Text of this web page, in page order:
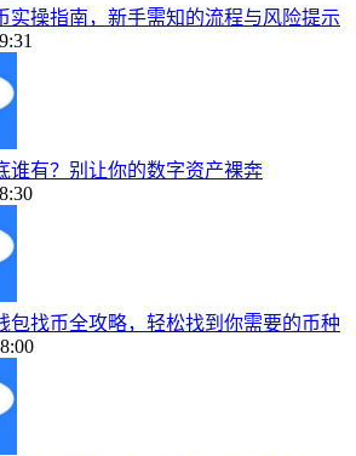
实操指南，新手需知的流程与风险提示
谁有？别让你的数字资产裸奔
包找币全攻略，轻松找到你需要的币种